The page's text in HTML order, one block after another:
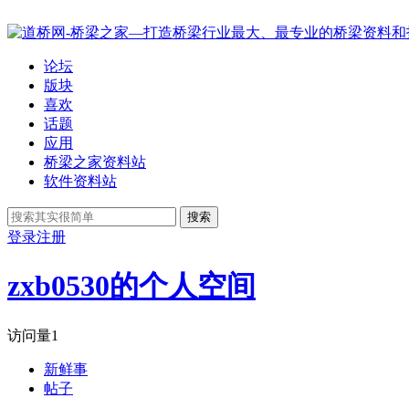
论坛
版块
喜欢
话题
应用
桥梁之家资料站
软件资料站
搜索
登录注册
zxb0530的个人空间
访问量1
新鲜事
帖子